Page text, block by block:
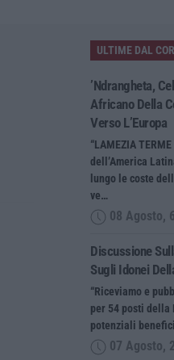
ULTIME DAL
’Ndrangheta,
Africano Della
Verso L’Europa
“LAMEZIA
dell’America
lungo le coste
ve…
08 Agosto,
Discussione
Sugli Idonei
“Riceviamo e
per 54 posti della
potenziali
07 Agosto,